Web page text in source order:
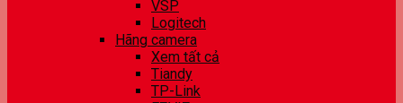
VSP
Logitech
Hãng camera
Xem tất cả
Tiandy
TP-Link